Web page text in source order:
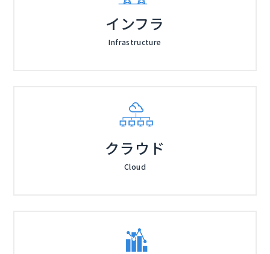
インフラ
Infrastructure
クラウド
Cloud